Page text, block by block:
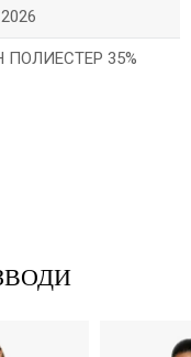
ПОЛИЕСТЕР 35%